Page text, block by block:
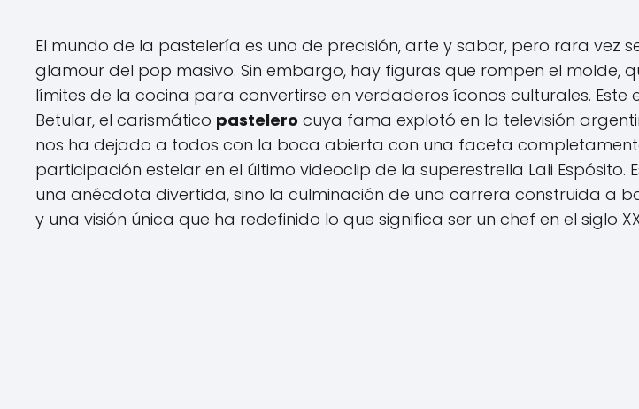
El mundo de la pastelería es uno de precisión, arte y sabor, pero rara vez
glamour del pop masivo. Sin embargo, hay figuras que rompen el molde,
límites de la cocina para convertirse en verdaderos íconos culturales. Este
Betular, el carismático pastelero cuya fama explotó en la televisión
nos ha dejado a todos con la boca abierta con una faceta
participación estelar en el último videoclip de la superestrella Lali Espósito.
una anécdota divertida, sino la culminación de una carrera construida a
y una visión única que ha redefinido lo que significa ser un chef en el siglo